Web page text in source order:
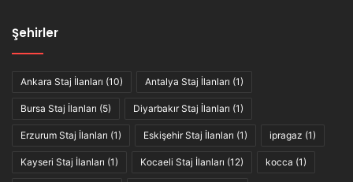
Şehirler
Ankara Staj İlanları (10) Antalya Staj İlanları (1)
Bursa Staj İlanları (5) Diyarbakır Staj İlanları (1)
Erzurum Staj İlanları (1) Eskişehir Staj İlanları (1) ipragaz (1)
Kayseri Staj İlanları (1) Kocaeli Staj İlanları (12) kocca (1)